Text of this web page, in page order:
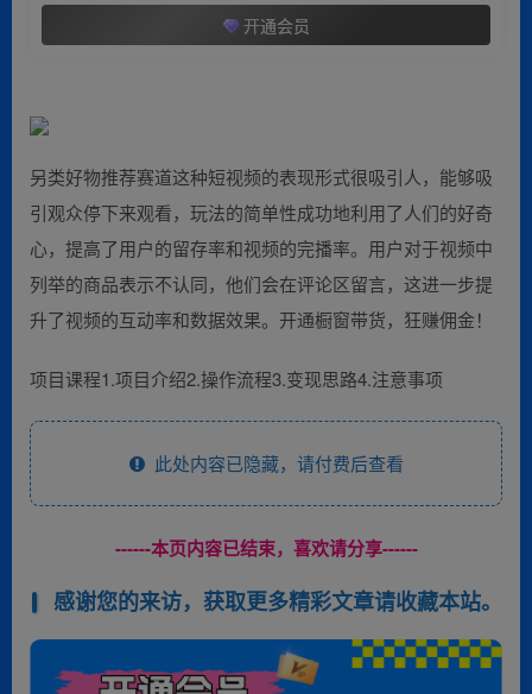
开通会员
另类好物推荐赛道这种短视频的表现形式很吸引人，能够吸
引观众停下来观看，玩法的简单性成功地利用了人们的好奇
心，提高了用户的留存率和视频的完播率。用户对于视频中
列举的商品表示不认同，他们会在评论区留言，这进一步提
升了视频的互动率和数据效果。开通橱窗带货，狂赚佣金！
项目课程1.项目介绍2.操作流程3.变现思路4.注意事项
此处内容已隐藏，请付费后查看
------本页内容已结束，喜欢请分享------
感谢您的来访，获取更多精彩文章请收藏本站。